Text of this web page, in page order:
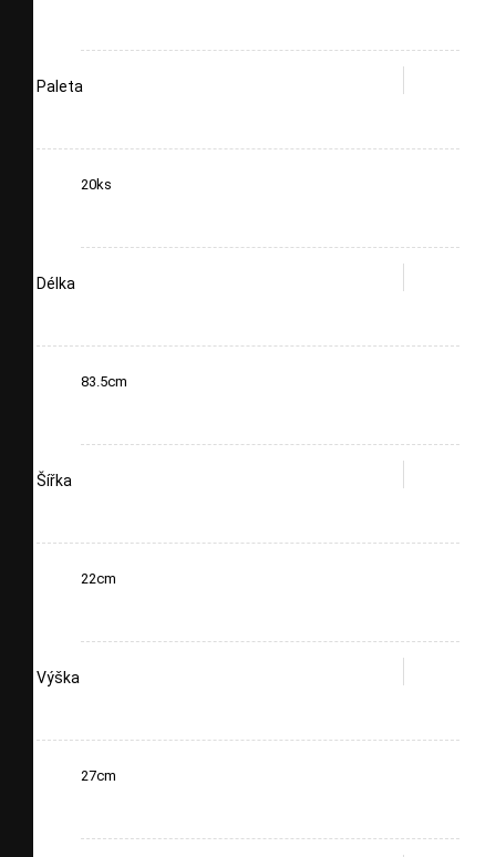
Paleta
20ks
Délka
83.5cm
Šířka
22cm
Výška
27cm